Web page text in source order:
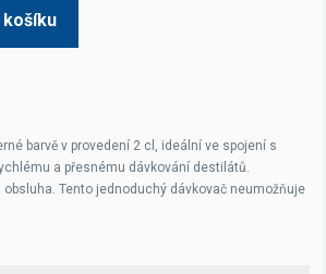
košíku
barvě v provedení 2 cl, ideální ve spojení s
a přesnému dávkování destilátů.
Tento jednoduchý dávkovač neumožňuje